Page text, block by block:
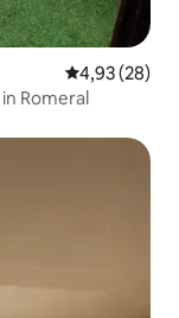
4,93 (28)
Romeral